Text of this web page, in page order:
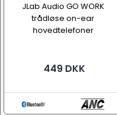
JLab Audio GO WORK
trådløse on-ear
hovedtelefoner
449 DKK